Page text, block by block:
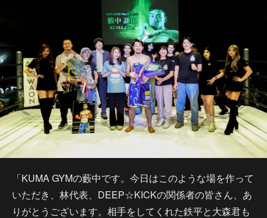
「KUMA GYMの藪中です。今日はこのような場を作って
いただき、林代表、DEEP☆KICKの関係者の皆さん、あ
りがとうございます。相手をしてくれた鉄平と大森君も